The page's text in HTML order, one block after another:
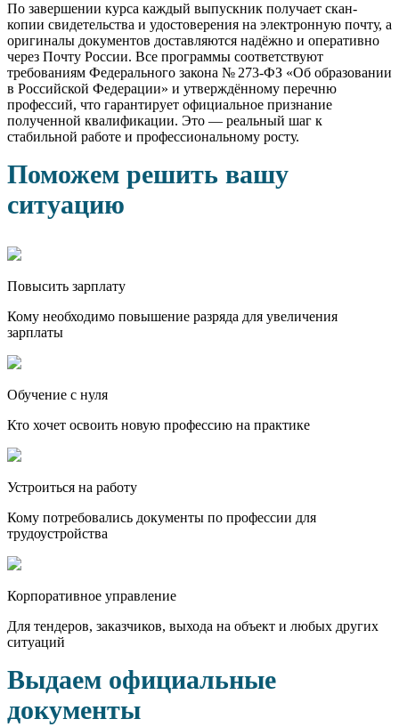
По завершении курса каждый выпускник получает скан-
копии свидетельства и удостоверения на электронную почту, а
оригиналы документов доставляются надёжно и оперативно
через Почту России. Все программы соответствуют
требованиям Федерального закона № 273-ФЗ «Об образовании
в Российской Федерации» и утверждённому перечню
профессий, что гарантирует официальное признание
полученной квалификации. Это — реальный шаг к
стабильной работе и профессиональному росту.
Поможем решить вашу
ситуацию
Повысить зарплату
Кому необходимо повышение разряда для увеличения
зарплаты
Обучение с нуля
Кто хочет освоить новую профессию на практике
Устроиться на работу
Кому потребовались документы по профессии для
трудоустройства
Корпоративное управление
Для тендеров, заказчиков, выхода на объект и любых других
ситуаций
Выдаем официальные
документы